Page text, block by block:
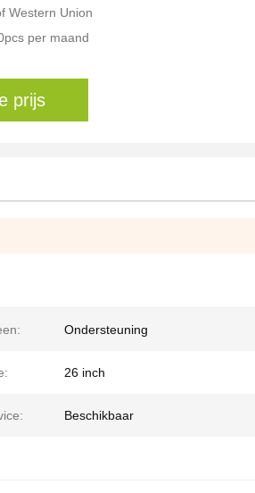
Western Union
per maand
prijs
Ondersteuning
26 inch
Beschikbaar